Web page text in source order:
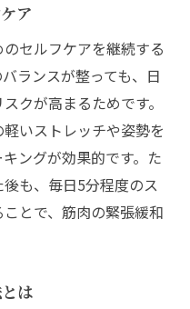
ア
セルフケアを継続する
ランスが整っても、日
クが高まるためです。
いストレッチや姿勢を
ングが効果的です。た
も、毎日5分程度のス
とで、筋肉の緊張緩和
は